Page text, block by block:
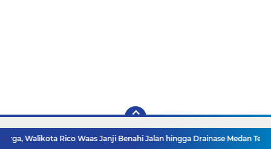
Waas Janji Benahi Jalan hingga Drainase Medan Tembung Wakil